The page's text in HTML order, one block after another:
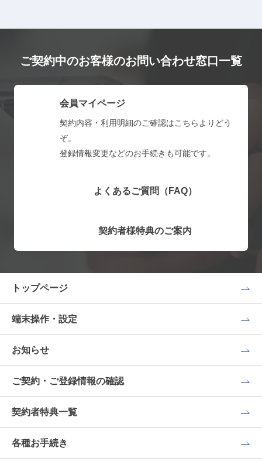
ご契約中のお客様のお問い合わせ窓口一覧
会員マイページ
契約内容・利用明細のご確認はこちらよりどう
ぞ。
登録情報変更などのお手続きも可能です。
よくあるご質問（FAQ）
契約者様特典のご案内
トップページ
端末操作・設定
お知らせ
ご契約・ご登録情報の確認
契約者特典一覧
各種お手続き